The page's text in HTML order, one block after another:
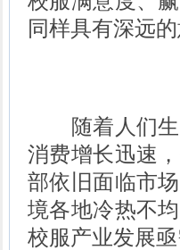
同样具有深远的
随着人们生
消费增长迅速
部依旧面临市
境各地冷热不
校服产业发展